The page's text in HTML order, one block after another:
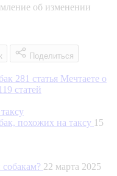
об изменении
Поделиться
281 статья Мечтаете о
119 статей
похожих на таксу 15
22 марта 2025